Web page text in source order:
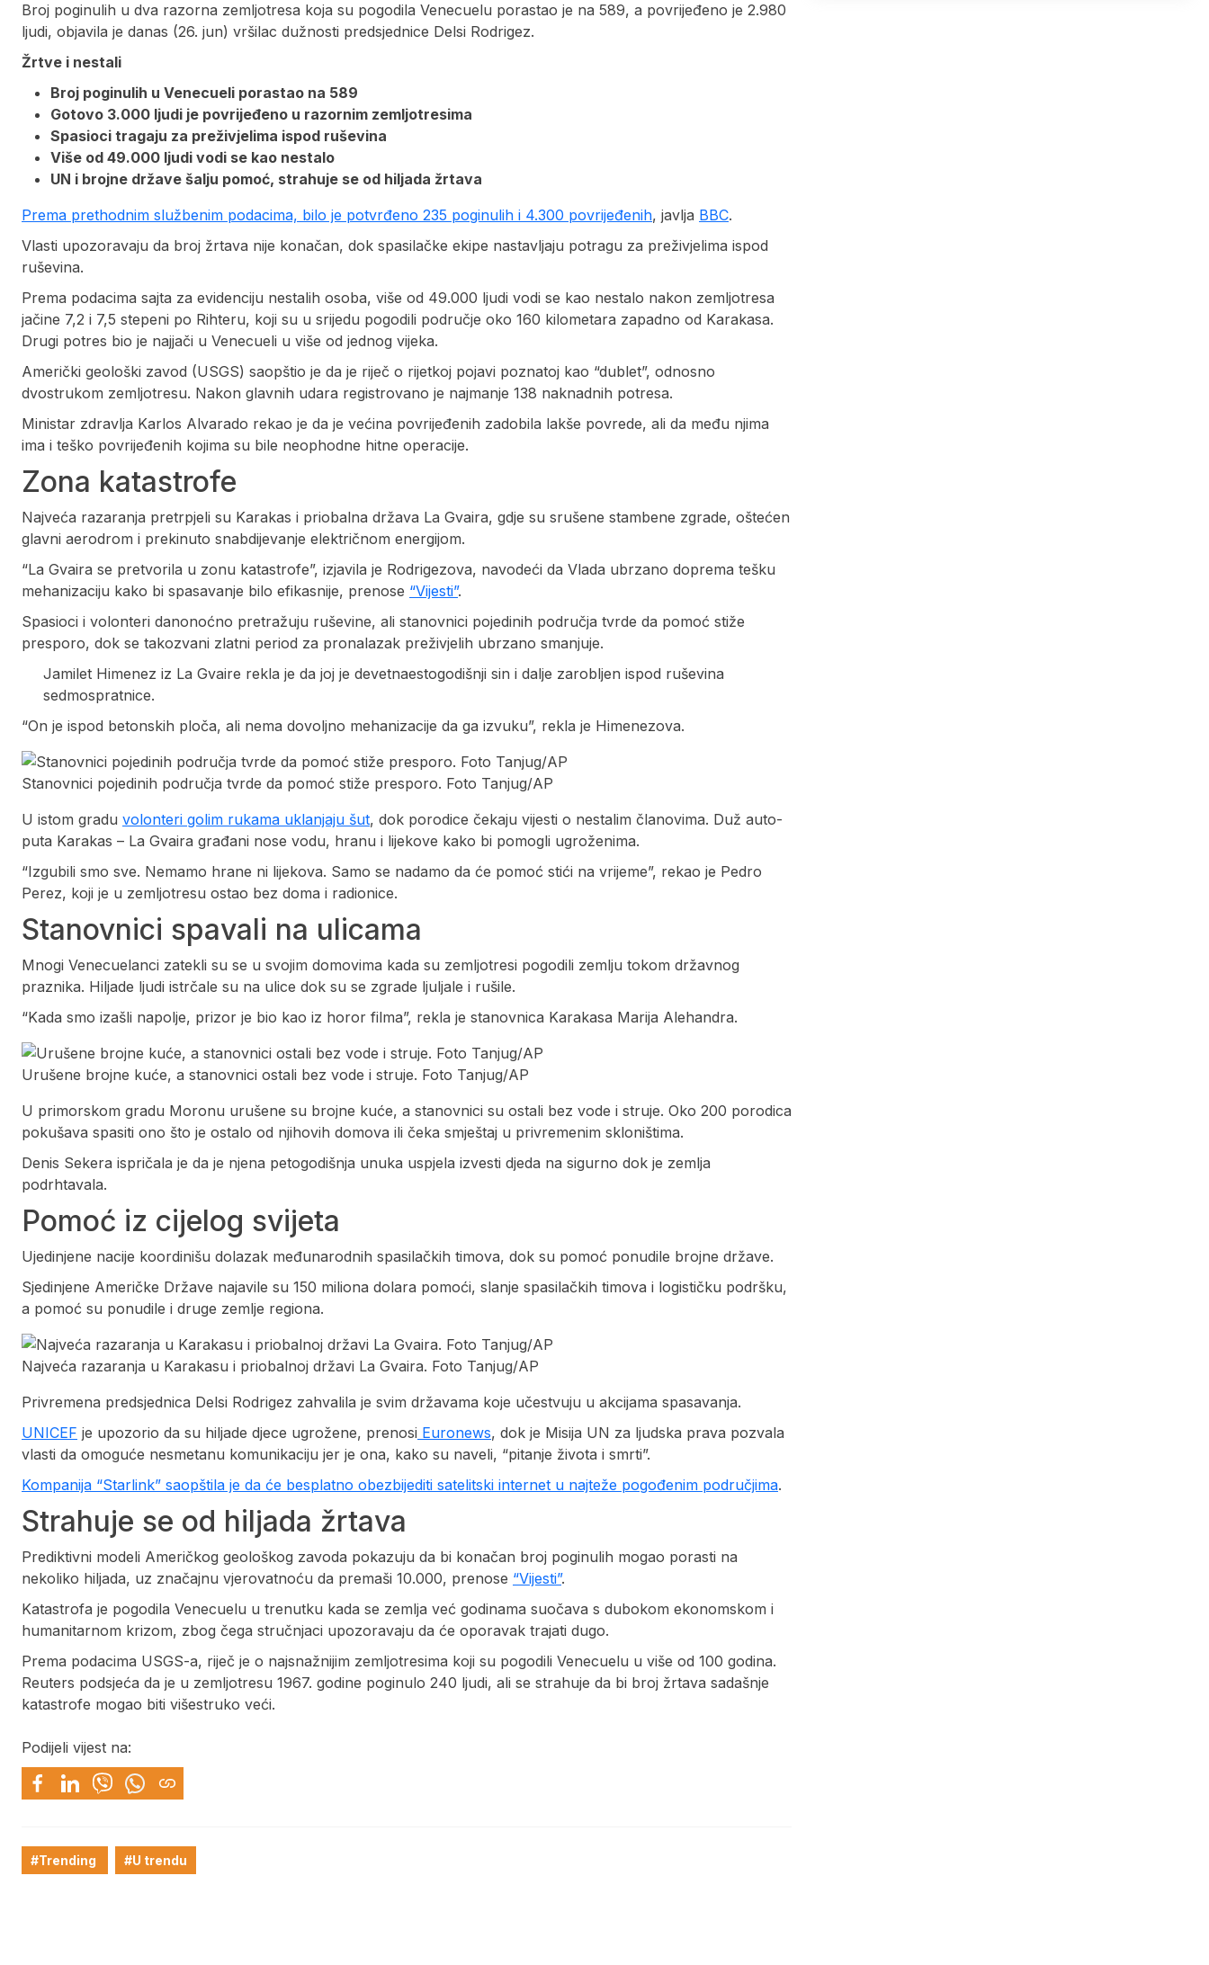
Broj poginulih u dva razorna zemljotresa koja su pogodila Venecuelu porastao je na 589, a povrijeđeno je 2.980
ljudi, objavila je danas (26. jun) vršilac dužnosti predsjednice Delsi Rodrigez.
Žrtve i nestali
Broj poginulih u Venecueli porastao na 589
Gotovo 3.000 ljudi je povrijeđeno u razornim zemljotresima
Spasioci tragaju za preživjelima ispod ruševina
Više od 49.000 ljudi vodi se kao nestalo
UN i brojne države šalju pomoć, strahuje se od hiljada žrtava
Prema prethodnim službenim podacima, bilo je potvrđeno 235 poginulih i 4.300 povrijeđenih, javlja BBC.
Vlasti upozoravaju da broj žrtava nije konačan, dok spasilačke ekipe nastavljaju potragu za preživjelima ispod
ruševina.
Prema podacima sajta za evidenciju nestalih osoba, više od 49.000 ljudi vodi se kao nestalo nakon zemljotresa
jačine 7,2 i 7,5 stepeni po Rihteru, koji su u srijedu pogodili područje oko 160 kilometara zapadno od Karakasa.
Drugi potres bio je najjači u Venecueli u više od jednog vijeka.
Američki geološki zavod (USGS) saopštio je da je riječ o rijetkoj pojavi poznatoj kao “dublet”, odnosno
dvostrukom zemljotresu. Nakon glavnih udara registrovano je najmanje 138 naknadnih potresa.
Ministar zdravlja Karlos Alvarado rekao je da je većina povrijeđenih zadobila lakše povrede, ali da među njima
ima i teško povrijeđenih kojima su bile neophodne hitne operacije.
Zona katastrofe
Najveća razaranja pretrpjeli su Karakas i priobalna država La Gvaira, gdje su srušene stambene zgrade, oštećen
glavni aerodrom i prekinuto snabdijevanje električnom energijom.
“La Gvaira se pretvorila u zonu katastrofe”, izjavila je Rodrigezova, navodeći da Vlada ubrzano doprema tešku
mehanizaciju kako bi spasavanje bilo efikasnije, prenose “Vijesti”.
Spasioci i volonteri danonoćno pretražuju ruševine, ali stanovnici pojedinih područja tvrde da pomoć stiže
presporo, dok se takozvani zlatni period za pronalazak preživjelih ubrzano smanjuje.
Jamilet Himenez iz La Gvaire rekla je da joj je devetnaestogodišnji sin i dalje zarobljen ispod ruševina
sedmospratnice.
“On je ispod betonskih ploča, ali nema dovoljno mehanizacije da ga izvuku”, rekla je Himenezova.
Stanovnici pojedinih područja tvrde da pomoć stiže presporo. Foto Tanjug/AP
U istom gradu volonteri golim rukama uklanjaju šut, dok porodice čekaju vijesti o nestalim članovima. Duž auto-
puta Karakas – La Gvaira građani nose vodu, hranu i lijekove kako bi pomogli ugroženima.
“Izgubili smo sve. Nemamo hrane ni lijekova. Samo se nadamo da će pomoć stići na vrijeme”, rekao je Pedro
Perez, koji je u zemljotresu ostao bez doma i radionice.
Stanovnici spavali na ulicama
Mnogi Venecuelanci zatekli su se u svojim domovima kada su zemljotresi pogodili zemlju tokom državnog
praznika. Hiljade ljudi istrčale su na ulice dok su se zgrade ljuljale i rušile.
“Kada smo izašli napolje, prizor je bio kao iz horor filma”, rekla je stanovnica Karakasa Marija Alehandra.
Urušene brojne kuće, a stanovnici ostali bez vode i struje. Foto Tanjug/AP
U primorskom gradu Moronu urušene su brojne kuće, a stanovnici su ostali bez vode i struje. Oko 200 porodica
pokušava spasiti ono što je ostalo od njihovih domova ili čeka smještaj u privremenim skloništima.
Denis Sekera ispričala je da je njena petogodišnja unuka uspjela izvesti djeda na sigurno dok je zemlja
podrhtavala.
Pomoć iz cijelog svijeta
Ujedinjene nacije koordinišu dolazak međunarodnih spasilačkih timova, dok su pomoć ponudile brojne države.
Sjedinjene Američke Države najavile su 150 miliona dolara pomoći, slanje spasilačkih timova i logističku podršku,
a pomoć su ponudile i druge zemlje regiona.
Najveća razaranja u Karakasu i priobalnoj državi La Gvaira. Foto Tanjug/AP
Privremena predsjednica Delsi Rodrigez zahvalila je svim državama koje učestvuju u akcijama spasavanja.
UNICEF je upozorio da su hiljade djece ugrožene, prenosi Euronews, dok je Misija UN za ljudska prava pozvala
vlasti da omoguće nesmetanu komunikaciju jer je ona, kako su naveli, “pitanje života i smrti”.
Kompanija “Starlink” saopštila je da će besplatno obezbijediti satelitski internet u najteže pogođenim područjima.
Strahuje se od hiljada žrtava
Prediktivni modeli Američkog geološkog zavoda pokazuju da bi konačan broj poginulih mogao porasti na
nekoliko hiljada, uz značajnu vjerovatnoću da premaši 10.000, prenose “Vijesti”.
Katastrofa je pogodila Venecuelu u trenutku kada se zemlja već godinama suočava s dubokom ekonomskom i
humanitarnom krizom, zbog čega stručnjaci upozoravaju da će oporavak trajati dugo.
Prema podacima USGS-a, riječ je o najsnažnijim zemljotresima koji su pogodili Venecuelu u više od 100 godina.
Reuters podsjeća da je u zemljotresu 1967. godine poginulo 240 ljudi, ali se strahuje da bi broj žrtava sadašnje
katastrofe mogao biti višestruko veći.
Podijeli vijest na:
#Trending #U trendu